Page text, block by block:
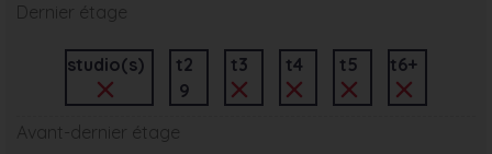
Dernier étage
studio(s)
t2
9
t3 t4 t5 t6+
Avant-dernier étage